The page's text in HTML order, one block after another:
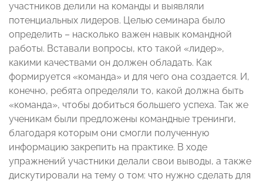
участников делили на команды и выявляли
потенциальных лидеров. Целью семинара было
определить – насколько важен навык командной
работы. Вставали вопросы, кто такой «лидер»,
какими качествами он должен обладать. Как
формируется «команда» и для чего она создается. И,
конечно, ребята определяли то, какой должна быть
«команда», чтобы добиться большего успеха. Так же
ученикам были предложены командные тренинги,
благодаря которым они смогли полученную
информацию закрепить на практике. В ходе
упражнений участники делали свои выводы, а также
дискутировали на тему о том: что нужно сделать для